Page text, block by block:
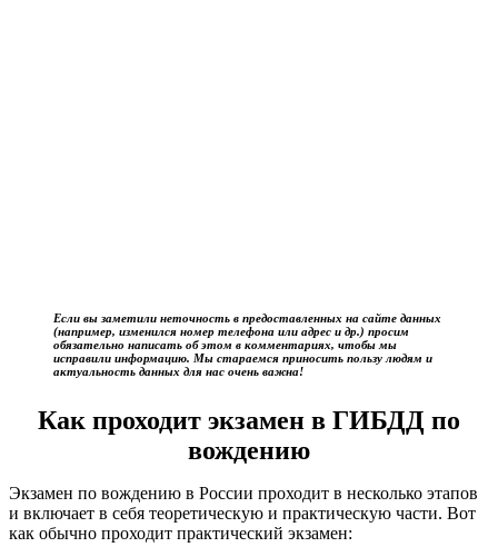
Если вы заметили неточность в предоставленных на сайте данных
(например, изменился номер телефона или адрес и др.) просим
обязательно написать об этом в комментариях, чтобы мы
исправили информацию. Мы стараемся приносить пользу людям и
актуальность данных для нас очень важна!
Как проходит экзамен в ГИБДД по
вождению
Экзамен по вождению в России проходит в несколько этапов
и включает в себя теоретическую и практическую части. Вот
как обычно проходит практический экзамен: